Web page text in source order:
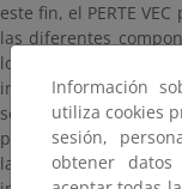
este fin, el PERTE
las diferentes
los distintos
impacto deseado
sector. Para ello,
programas como el
las medidas
Información
utiliza cookies
sesión,
obtener datos